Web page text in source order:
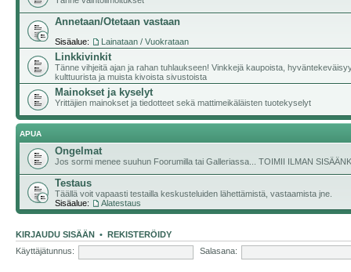
Annetaan/Otetaan vastaan
Sisäalue: Lainataan / Vuokrataan
Linkkivinkit
Tänne vihjeitä ajan ja rahan tuhlaukseen! Vinkkejä kaupoista,
kulttuurista ja muista kivoista sivustoista
Mainokset ja kyselyt
Yrittäjien mainokset ja tiedotteet sekä mattimeikäläisten tuotekyselyt
APUA
Ongelmat
Jos sormi menee suuhun Foorumilla tai Galleriassa... TOIMII ILMAN
Testaus
Täällä voit vapaasti testailla keskusteluiden lähettämistä, vastaamista jne.
Sisäalue:
Alatestaus
KIRJAUDU SISÄÄN • REKISTERÖIDY
Käyttäjätunnus:
Salasana: